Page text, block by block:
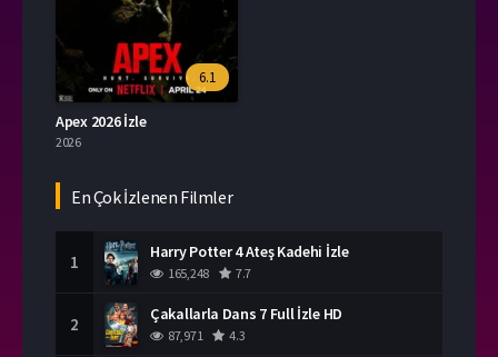
6.1
Apex 2026 İzle
2026
En Çok İzlenen Filmler
1 Harry Potter 4 Ateş Kadehi İzle
165,248 7.7
2 Çakallarla Dans 7 Full İzle HD
87,971 4.3